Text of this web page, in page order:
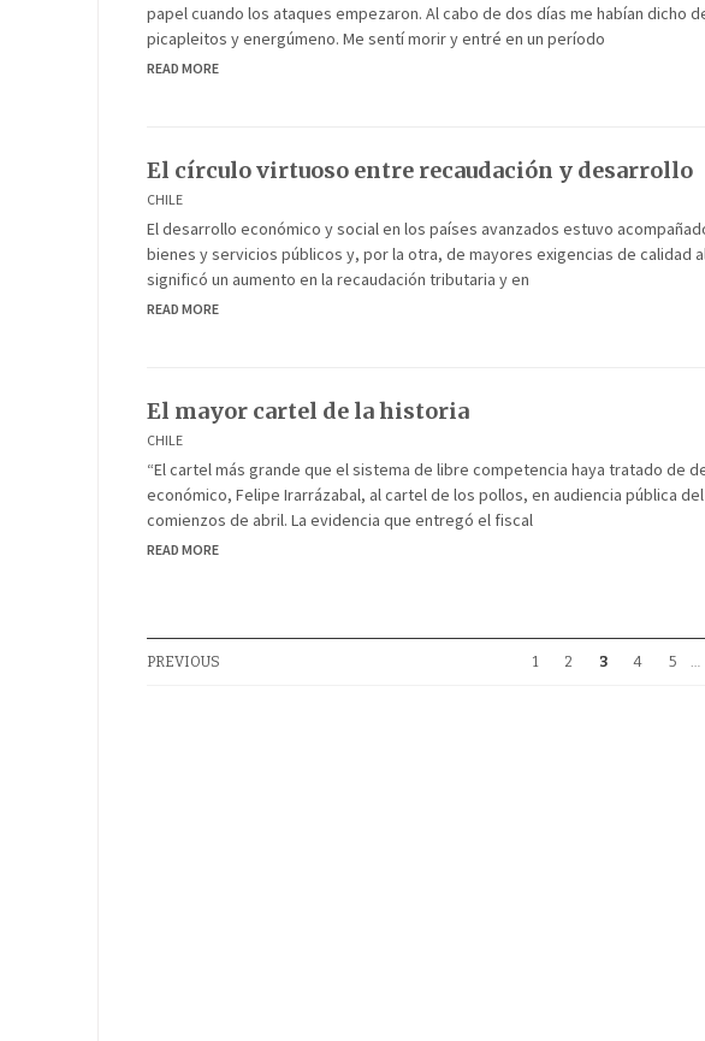
papel cuando los ataques empezaron. Al cabo de dos días me habían dicho
picapleitos y energúmeno. Me sentí morir y entré en un período
READ MORE
El círculo virtuoso entre recaudación y desarrollo
CHILE
El desarrollo económico y social en los países avanzados estuvo
bienes y servicios públicos y, por la otra, de mayores exigencias de calidad
significó un aumento en la recaudación tributaria y en
READ MORE
El mayor cartel de la historia
CHILE
“El cartel más grande que el sistema de libre competencia haya tratado de
económico, Felipe Irarrázabal, al cartel de los pollos, en audiencia pública
comienzos de abril. La evidencia que entregó el fiscal
READ MORE
PREVIOUS 1 2 3 4 5 …